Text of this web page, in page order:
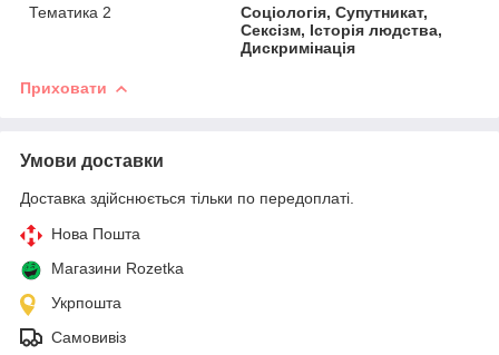
Тематика 2
Соціологія, Супутникат,
Сексізм, Історія людства,
Дискримінація
Приховати
Умови доставки
Доставка здійснюється тільки по передоплаті.
Нова Пошта
Магазини Rozetka
Укрпошта
Самовивіз